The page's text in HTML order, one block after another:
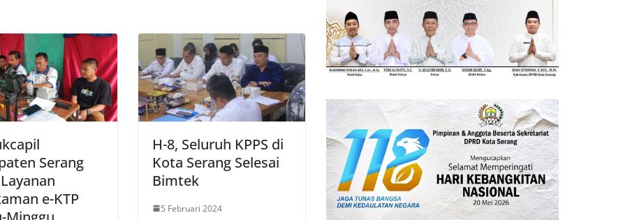
Serang
e-KTP
H-8, Seluruh KPPS di
Kota Serang Selesai
Bimtek
5 Februari 2024